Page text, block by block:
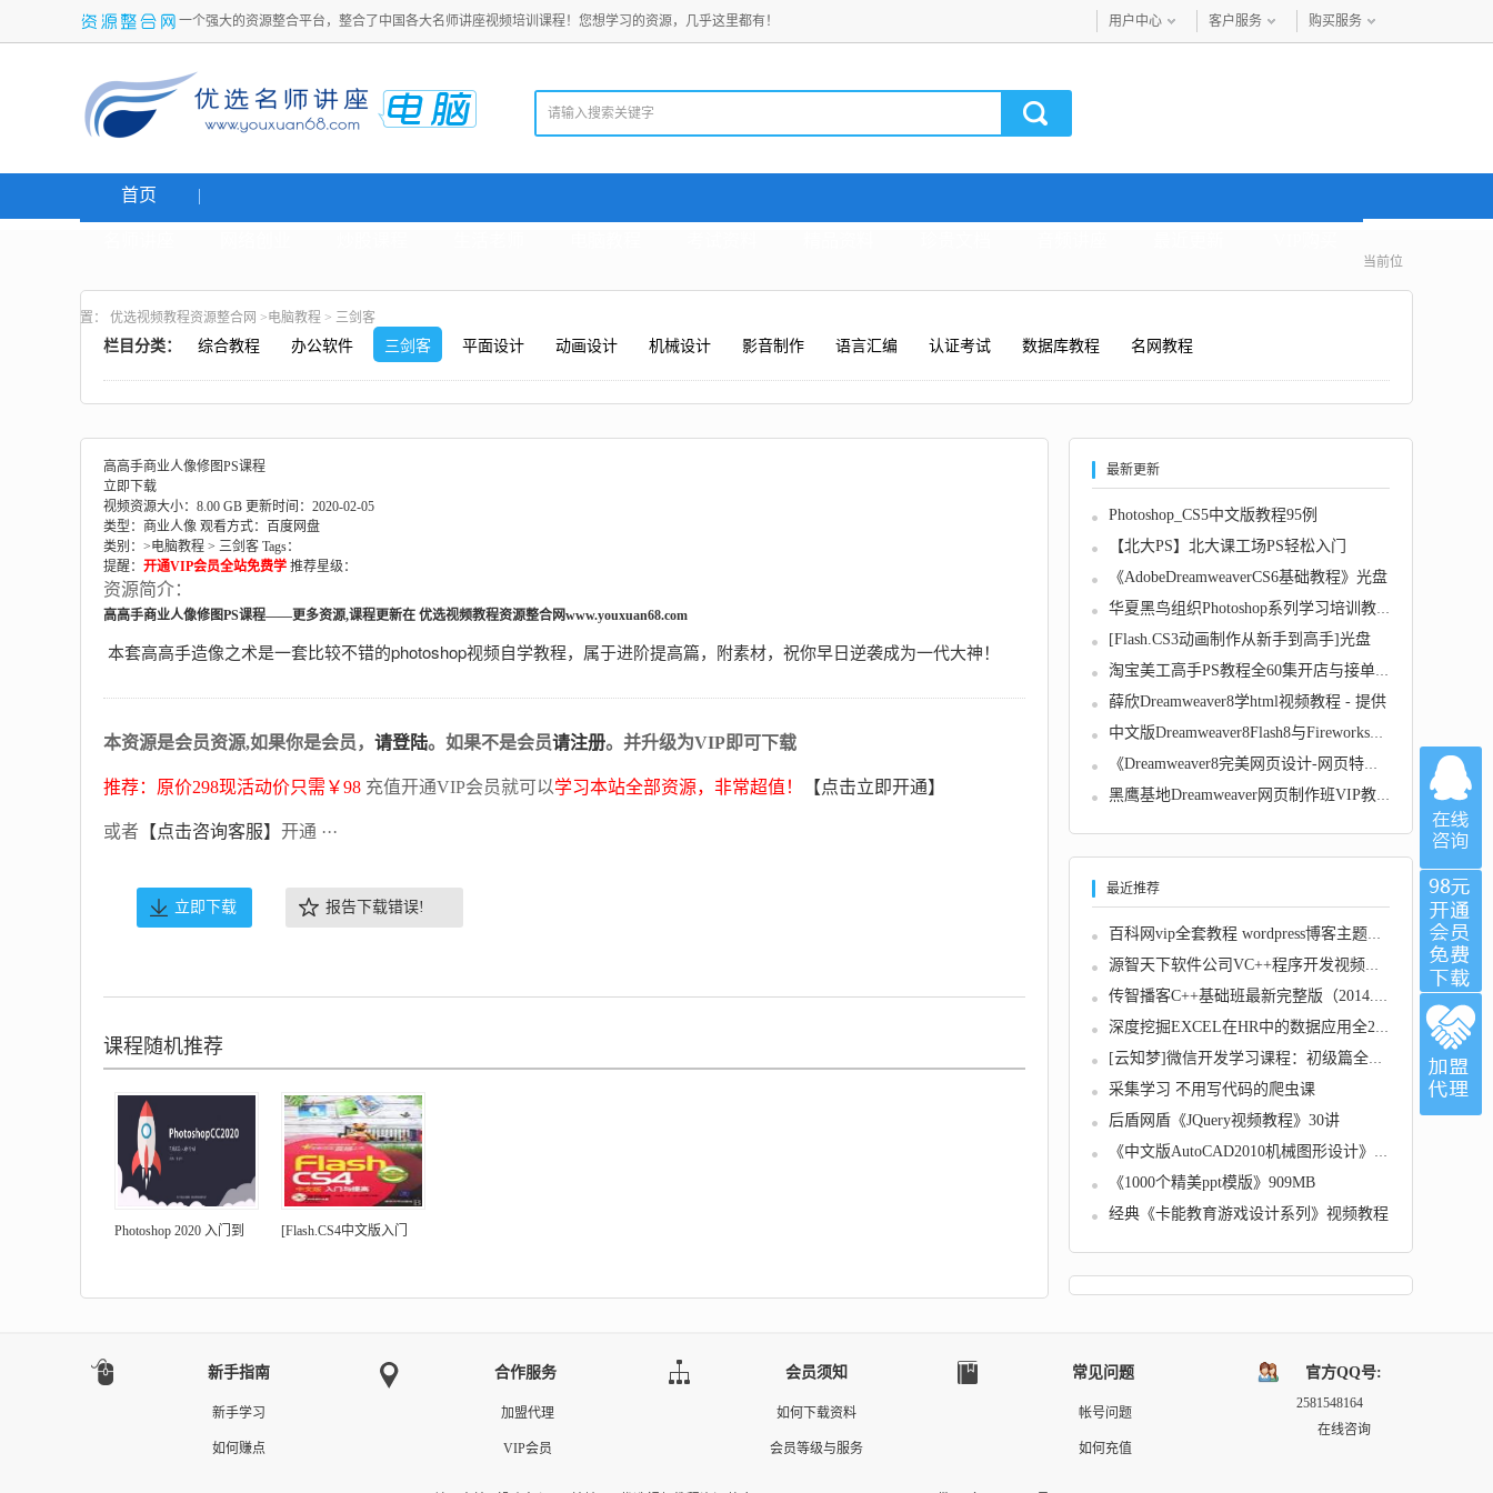
一个强大的资源整合平台，整合了中国各大名师讲座视频培训课程！您想学习的资源，几乎这里都有！ 用户中心 客户服务 购买服务
首页
当前位
置： 优选视频教程资源整合网 >电脑教程 > 三剑客
栏目分类： 综合教程 办公软件 三剑客 平面设计 动画设计 机械设计 影音制作 语言汇编 认证考试 数据库教程 名网教程
高高手商业人像修图PS课程
立即下载
视频资源大小：8.00 GB 更新时间：2020-02-05
类型：商业人像 观看方式：百度网盘
类别：>电脑教程 > 三剑客 Tags：
提醒： 开通VIP会员全站免费学 推荐星级：
资源简介：
高高手商业人像修图PS课程——更多资源,课程更新在 优选视频教程资源整合网www.youxuan68.com
本套高高手造像之术是一套比较不错的photoshop视频自学教程，属于进阶提高篇，附素材，祝你早日逆袭成为一代大神！
本资源是会员资源,如果你是会员， 请登陆。如果不是会员请注册。并升级为VIP即可下载
推荐：原价298现活动价只需￥98 充值开通VIP会员就可以学习本站全部资源，非常超值！ 【点击立即开通】
或者 【点击咨询客服】 开通 ···
立即下载 报告下载错误!
课程随机推荐
Photoshop 2020 入门到 [Flash.CS4中文版入门
最新更新
Photoshop_CS5中文版教程95例
【北大PS】北大课工场PS轻松入门
《AdobeDreamweaverCS6基础教程》光盘
华夏黑鸟组织Photoshop系列学习培训教程全14课...
[Flash.CS3动画制作从新手到高手]光盘
淘宝美工高手PS教程全60集开店与接单必学
薛欣Dreamweaver8学html视频教程 - 提供
中文版Dreamweaver8Flash8与Fireworks8完全自...
《Dreamweaver8完美网页设计-网页特效篇》光盘...
黑鹰基地Dreamweaver网页制作班VIP教程全22课...
最近推荐
百科网vip全套教程 wordpress博客主题模板仿站...
源智天下软件公司VC++程序开发视频学习教程21...
传智播客C++基础班最新完整版（2014.818） -
深度挖掘EXCEL在HR中的数据应用全28课高清视频...
[云知梦]微信开发学习课程：初级篇全套高清讲...
采集学习 不用写代码的爬虫课
后盾网盾《JQuery视频教程》30讲
《中文版AutoCAD2010机械图形设计》光盘
《1000个精美ppt模版》909MB
经典《卡能教育游戏设计系列》视频教程
新手指南
新手学习
如何赚点
合作服务
加盟代理
VIP会员
会员须知
如何下载资料
会员等级与服务
常见问题
帐号问题
如何充值
官方QQ号:
2581548164
在线咨询